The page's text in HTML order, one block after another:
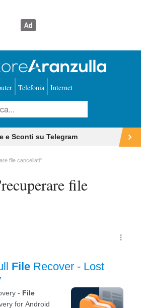
Telefonia Internet
e Sconti su Telegram
file cancellati"
file